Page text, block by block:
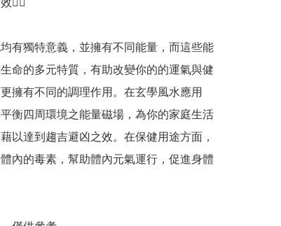
💁‍♀️
有獨特意義，並擁有不同能量，而這些能
命的多元特質，有助改變你的的運氣與健
擁有不同的調理作用。在玄學風水應用
平衡四周環境之能量磁場，為你的家庭生活
以達到趨吉避凶之效。在保健用途方面，
內的毒素，幫助體內元氣運行，促進身體